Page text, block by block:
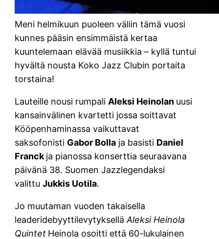
Meni helmikuun puoleen väliin tämä vuosi
kunnes pääsin ensimmäistä kertaa
kuuntelemaan elävää musiikkia – kyllä tuntui
hyvältä nousta Koko Jazz Clubin portaita
torstaina!
Lauteille nousi rumpali Aleksi Heinolan uusi
kansainvälinen kvartetti jossa soittavat
Kööpenhaminassa vaikuttavat
saksofonisti Gabor Bolla ja basisti Daniel
Franck ja pianossa konserttia seuraavana
päivänä 38. Suomen Jazzlegendaksi
valittuJukkis Uotila.
Jo muutaman vuoden takaisella
leaderidebyyttilevytykselläAleksi Heinola
Quintet Heinola osoitti että 60-lukulainen